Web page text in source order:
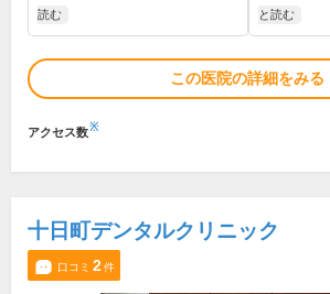
読む
と読む
この医院の詳細をみる
アクセス数※
十日町デンタルクリニック
口コミ 2件